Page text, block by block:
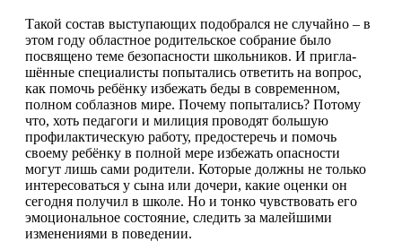
Такой состав выступающих подобрался не случайно – в
этом году областное родительское собрание было
посвящено теме безопасности школьников. И пригла­
шённые специалисты попытались ответить на вопрос,
как помочь ребёнку избежать беды в современном,
полном соблазнов мире. Почему попытались? Потому
что, хоть педагоги и милиция проводят большую
профилактическую работу, предостеречь и помочь
своему ребёнку в полной мере избежать опасности
могут лишь сами родители. Которые должны не только
интересоваться у сына или дочери, какие оценки он
сегодня получил в школе. Но и тонко чувствовать его
эмоциональное состояние, следить за малейшими
изменениями в поведении.